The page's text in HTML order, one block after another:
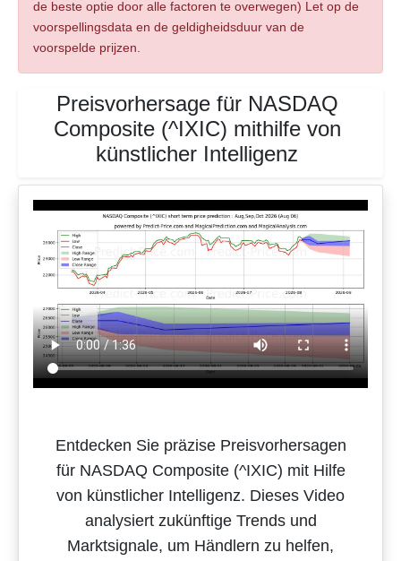
de beste optie door alle factoren te overwegen) Let op de
voorspellingsdata en de geldigheidsduur van de
voorspelde prijzen.
Preisvorhersage für NASDAQ
Composite (^IXIC) mithilfe von
künstlicher Intelligenz
Entdecken Sie präzise Preisvorhersagen
für NASDAQ Composite (^IXIC) mit Hilfe
von künstlicher Intelligenz. Dieses Video
analysiert zukünftige Trends und
Marktsignale, um Händlern zu helfen,